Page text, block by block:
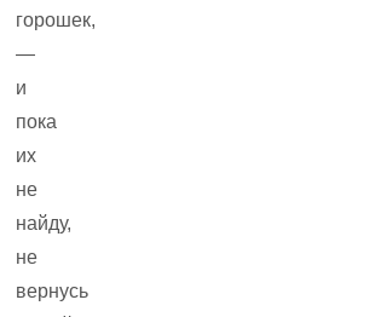
горошек,
—
и
пока
их
не
найду,
не
вернусь